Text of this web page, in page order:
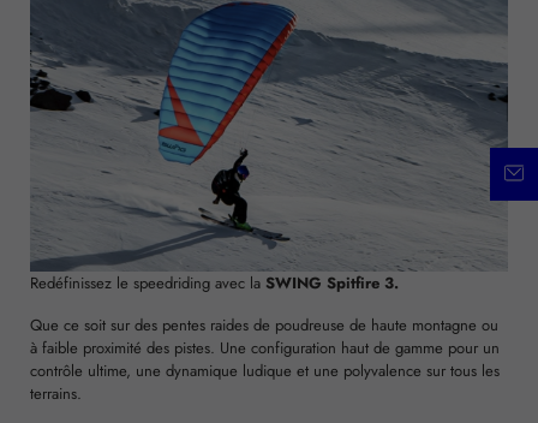
Redéfinissez le speedriding avec la SWING Spitfire 3.
Que ce soit sur des pentes raides de poudreuse de haute montagne ou
à faible proximité des pistes. Une configuration haut de gamme pour un
contrôle ultime, une dynamique ludique et une polyvalence sur tous les
terrains.